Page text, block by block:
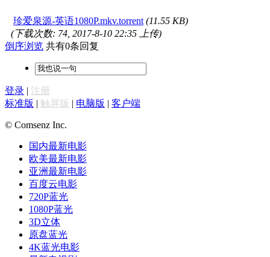
珍爱泉源-英语1080P.mkv.torrent (11.55 KB)
(下载次数: 74, 2017-8-10 22:35 上传)
倒序浏览 共有0条回复
登录 | 注册
标准版 | 触屏版 | 电脑版 | 客户端
© Comsenz Inc.
国内最新电影
欧美最新电影
亚洲最新电影
百度云电影
720P蓝光
1080P蓝光
3D立体
原盘蓝光
4K蓝光电影